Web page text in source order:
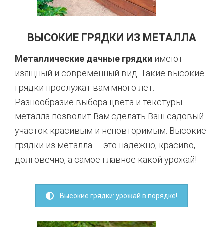
ВЫСОКИЕ ГРЯДКИ ИЗ МЕТАЛЛА
Металлические дачные грядки имеют
изящный и современный вид. Такие высокие
грядки прослужат вам много лет.
Разнообразие выбора цвета и текстуры
металла позволит Вам сделать Ваш садовый
участок красивым и неповторимым. Высокие
грядки из металла — это надежно, красиво,
долговечно, а самое главное какой урожай!
Высокие грядки: урожай в порядке!